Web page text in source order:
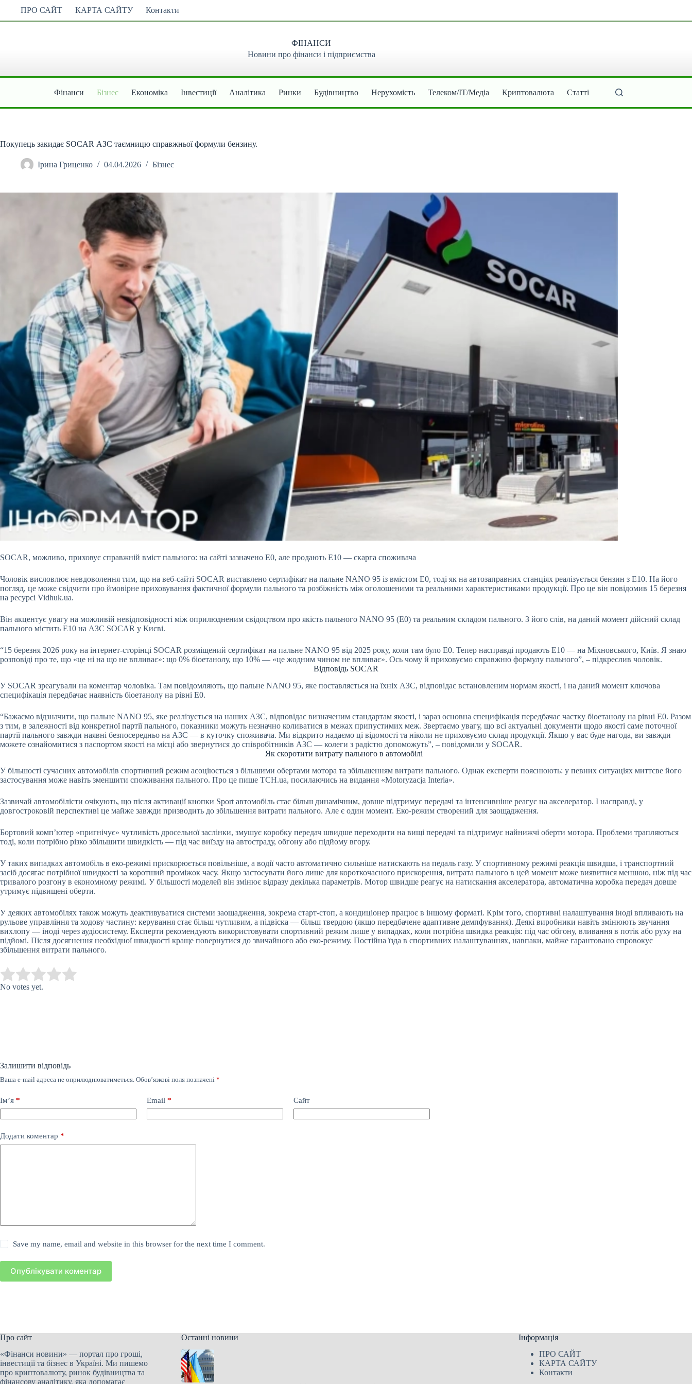
вмісту
ПРО САЙТ КАРТА САЙТУ Контакти
ФІНАНСИ
Новини про фінанси і підприємства
Фінанси Бізнес Економіка Інвестиції Аналітика Ринки Будівництво Нерухомість Телеком/ІТ/Медіа Криптовалюта Статті
Покупець закидає SOCAR АЗС таємницю справжньої формули бензину.
Ірина Гриценко 04.04.2026 Бізнес
SOCAR, можливо, приховує справжній вміст пального: на сайті зазначено Е0, але продають Е10 — скарга споживача
Чоловік висловлює невдоволення тим, що на веб-сайті SOCAR виставлено сертифікат на пальне NANO 95 із вмістом Е0, тоді як на автозаправних станціях реалізується бензин з Е10. На його
погляд, це може свідчити про ймовірне приховування фактичної формули пального та розбіжність між оголошеними та реальними характеристиками продукції. Про це він повідомив 15 березня
на ресурсі Vidhuk.ua.
Він акцентує увагу на можливій невідповідності між оприлюдненим свідоцтвом про якість пального NANO 95 (Е0) та реальним складом пального. З його слів, на даний момент дійсний склад
пального містить Е10 на АЗС SOCAR у Києві.
“15 березня 2026 року на інтернет-сторінці SOCAR розміщений сертифікат на пальне NANO 95 від 2025 року, коли там було Е0. Тепер насправді продають Е10 — на Міхновського, Київ. Я знаю
розповіді про те, що «це ні на що не впливає»: що 0% біоетанолу, що 10% — «це жодним чином не впливає». Ось чому й приховуємо справжню формулу пального”, – підкреслив чоловік.
Відповідь SOCAR
У SOCAR зреагували на коментар чоловіка. Там повідомляють, що пальне NANO 95, яке поставляється на їхніх АЗС, відповідає встановленим нормам якості, і на даний момент ключова
специфікація передбачає наявність біоетанолу на рівні Е0.
“Бажаємо відзначити, що пальне NANO 95, яке реалізується на наших АЗС, відповідає визначеним стандартам якості, і зараз основна специфікація передбачає частку біоетанолу на рівні Е0. Разом
з тим, в залежності від конкретної партії пального, показники можуть незначно коливатися в межах припустимих меж. Звертаємо увагу, що всі актуальні документи щодо якості саме поточної
партії пального завжди наявні безпосередньо на АЗС — в куточку споживача. Ми відкрито надаємо ці відомості та ніколи не приховуємо склад продукції. Якщо у вас буде нагода, ви завжди
можете ознайомитися з паспортом якості на місці або звернутися до співробітників АЗС — колеги з радістю допоможуть”, – повідомили у SOCAR.
Як скоротити витрату пального в автомобілі
У більшості сучасних автомобілів спортивний режим асоціюється з більшими обертами мотора та збільшенням витрати пального. Однак експерти пояснюють: у певних ситуаціях миттєве його
застосування може навіть зменшити споживання пального. Про це пише ТСН.ua, посилаючись на видання «Motoryzacja Interia».
Зазвичай автомобілісти очікують, що після активації кнопки Sport автомобіль стає більш динамічним, довше підтримує передачі та інтенсивніше реагує на акселератор. І насправді, у
довгостроковій перспективі це майже завжди призводить до збільшення витрати пального. Але є один момент. Еко-режим створений для заощадження.
Бортовий комп’ютер «пригнічує» чутливість дросельної заслінки, змушує коробку передач швидше переходити на вищі передачі та підтримує найнижчі оберти мотора. Проблеми трапляються
тоді, коли потрібно різко збільшити швидкість — під час виїзду на автостраду, обгону або підйому вгору.
У таких випадках автомобіль в еко-режимі прискорюється повільніше, а водії часто автоматично сильніше натискають на педаль газу. У спортивному режимі реакція швидша, і транспортний
засіб досягає потрібної швидкості за коротший проміжок часу. Якщо застосувати його лише для короткочасного прискорення, витрата пального в цей момент може виявитися меншою, ніж під час
тривалого розгону в економному режимі. У більшості моделей він змінює відразу декілька параметрів. Мотор швидше реагує на натискання акселератора, автоматична коробка передач довше
утримує підвищені оберти.
У деяких автомобілях також можуть деактивуватися системи заощадження, зокрема старт-стоп, а кондиціонер працює в іншому форматі. Крім того, спортивні налаштування іноді впливають на
рульове управління та ходову частину: керування стає більш чутливим, а підвіска — більш твердою (якщо передбачене адаптивне демпфування). Деякі виробники навіть змінюють звучання
вихлопу — іноді через аудіосистему. Експерти рекомендують використовувати спортивний режим лише у випадках, коли потрібна швидка реакція: під час обгону, вливання в потік або руху на
підйомі. Після досягнення необхідної швидкості краще повернутися до звичайного або еко-режиму. Постійна їзда в спортивних налаштуваннях, навпаки, майже гарантовано спровокує
збільшення витрати пального.
Rate this item:
No votes yet.
Залишити відповідь
Ваша e-mail адреса не оприлюднюватиметься. Обов’язкові поля позначені *
Ім’я * Email * Сайт
Додати коментар *
Save my name, email and website in this browser for the next time I comment.
Опублікувати коментар
Про сайт
«Фінанси новини» — портал про гроші,
інвестиції та бізнес в Україні. Ми пишемо
про криптовалюту, ринок будівництва та
фінансову аналітику, яка допомагає
Останні новини
Інформація
ПРО САЙТ
КАРТА САЙТУ
Контакти